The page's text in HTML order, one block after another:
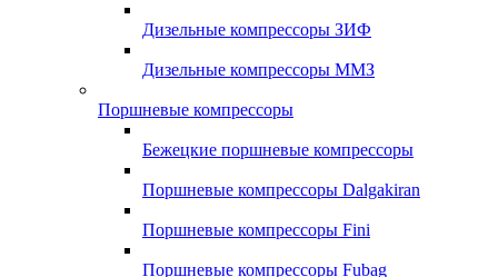
Дизельные компрессоры ЗИФ
Дизельные компрессоры ММЗ
Поршневые компрессоры
Бежецкие поршневые компрессоры
Поршневые компрессоры Dalgakiran
Поршневые компрессоры Fini
Поршневые компрессоры Fubag